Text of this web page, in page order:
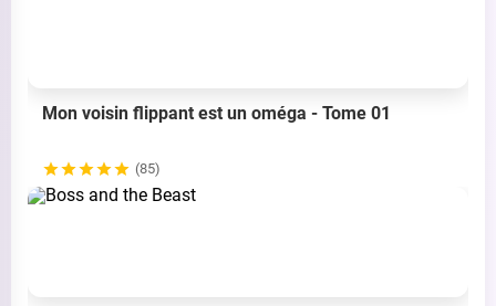
Mon voisin flippant est un oméga - Tome 01
(85)